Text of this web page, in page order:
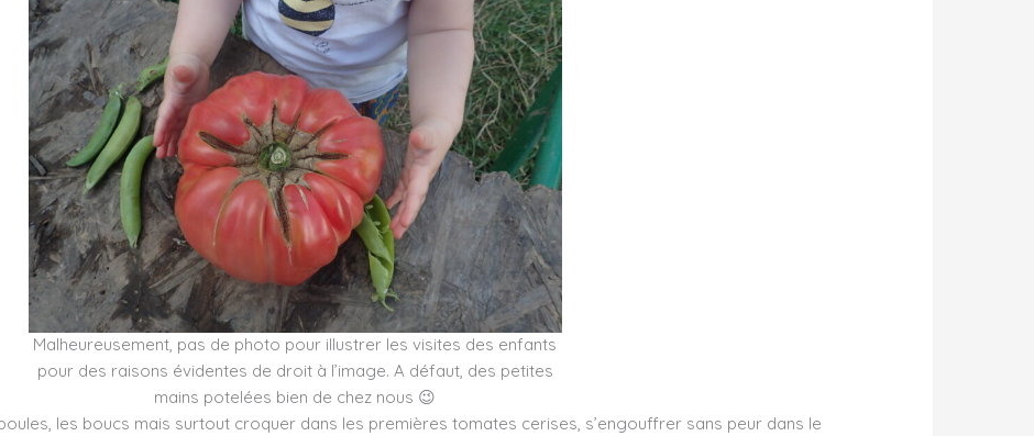
Malheureusement, pas de photo pour illustrer les visites des enfants
pour des raisons évidentes de droit à l’image. A défaut, des petites
mains potelées bien de chez nous 😉
les boucs mais surtout croquer dans les premières tomates cerises, s’engouffrer sans peur dans le